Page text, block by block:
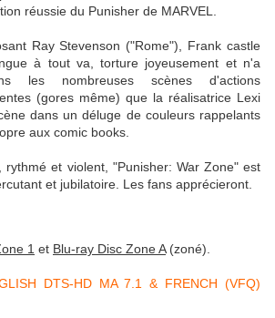
réussie du Punisher de MARVEL.
Ray Stevenson ("Rome"), Frank castle
à tout va, torture joyeusement et n'a
les nombreuses scènes d'actions
(gores même) que la réalisatrice Lexi
dans un déluge de couleurs rappelants
aux comic books.
rythmé et violent, "Punisher: War Zone" est
et jubilatoire. Les fans apprécieront.
1 et Blu-ray Disc Zone A(zoné).
DTS-HD MA 7.1 & FRENCH (VFQ)